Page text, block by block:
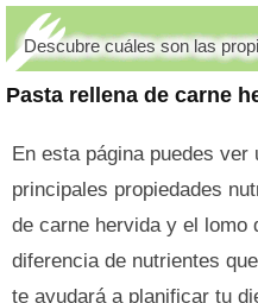
Pasta rellena de carne
Descubre cuáles son las
En esta página puedes
principales propiedades
de carne hervida y el lomo
diferencia de nutrientes
te ayudará a planificar tu